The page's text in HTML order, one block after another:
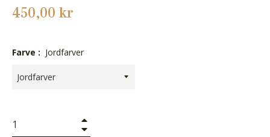
Normalpris
450,00 kr
Farve : Jordfarver